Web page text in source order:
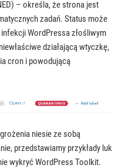
– określa, że strona jest
zadań. Status może
WordPressa złośliwym
działającą wtyczkę,
cron i powodującą
niesie ze sobą
przedstawiamy przykłady luk
wykryć WordPress Toolkit.